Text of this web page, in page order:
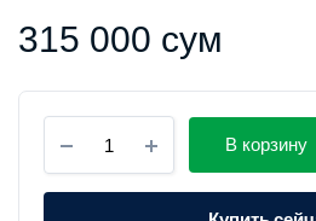
315 000 сум
очиститель
контактных
линз
В корзину